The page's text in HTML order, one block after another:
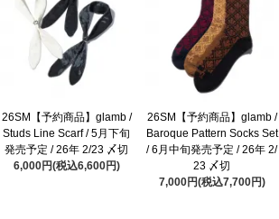
26SM【予約商品】glamb /
Studs Line Scarf / 5月下旬
発売予定 / 26年 2/23 〆切
6,000円(税込6,600円)
26SM【予約商品】glamb /
Baroque Pattern Socks Set
/ 6月中旬発売予定 / 26年 2/
23 〆切
7,000円(税込7,700円)